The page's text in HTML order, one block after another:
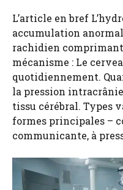
L’article en bref
accumulation
rachidien
mécanisme : Le
quotidiennement.
la pression
tissu cérébral. Types
formes principales –
communicante, à